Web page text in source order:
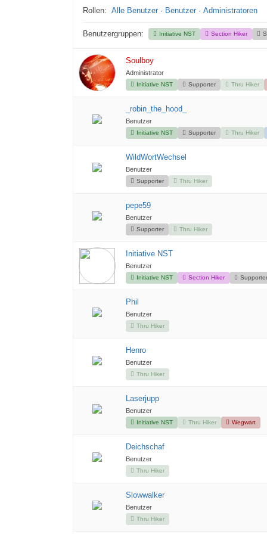
Rollen: Alle Benutzer · Benutzer · Administratoren
Benutzergruppen: Initiative NST Section Hiker
Soulboy
Administrator
Initiative NST Supporter Thru Hiker
_robin_the_hood_
Benutzer
Initiative NST Supporter Thru Hiker
WildWortWechsel
Benutzer
Supporter Thru Hiker
pepe59
Benutzer
Supporter Thru Hiker
Initiative NST
Benutzer
Initiative NST Section Hiker Supporter
Phil
Benutzer
Thru Hiker
Henro
Benutzer
Thru Hiker
Laserjupp
Benutzer
Initiative NST Thru Hiker Wegwart
Deichschaf
Benutzer
Thru Hiker
Slowwalker
Benutzer
Thru Hiker